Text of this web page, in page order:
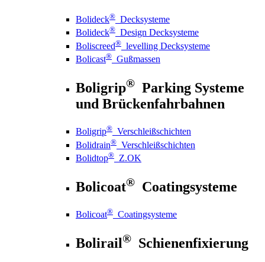
Bolideck® Decksysteme
Bolideck® Design Decksysteme
Boliscreed® levelling Decksysteme
Bolicast® Gußmassen
Boligrip® Parking Systeme
und Brückenfahrbahnen
Boligrip® Verschleißschichten
Bolidrain® Verschleißschichten
Bolidtop® Z.OK
Bolicoat® Coatingsysteme
Bolicoat® Coatingsysteme
Bolirail® Schienenfixierung